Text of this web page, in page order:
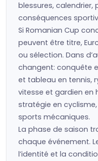
blessures, calendrier,
conséquences
Si Romanian Cup
peuvent être titre,
ou sélection. Dans
changent: conquête
et tableau en tennis,
vitesse et gardien en
stratégie en
sports mécaniques.
La phase de saison
chaque événement.
l’identité et la